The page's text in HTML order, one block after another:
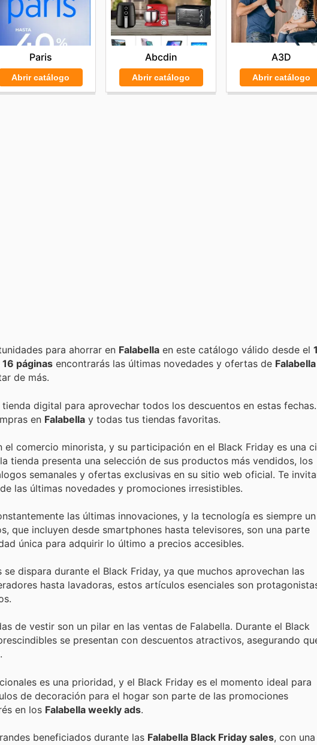
Paris
Abrir catálogo
Abcdin
Abrir catálogo
A3D
Abrir catálogo
Encuentra las mejores promociones, descuentos y oportunidades para ahorrar en Falabella en este catálogo válido desde el
16 páginas encontrarás las últimas novedades y ofertas de Falabella
de más.
digital para aprovechar todos los descuentos en estas fechas.
en Falabella y todas tus tiendas favoritas.
comercio minorista, y su participación en el Black Friday es una
tienda presenta una selección de sus productos más vendidos, los
semanales y ofertas exclusivas en su sitio web oficial. Te
las últimas novedades y promociones irresistibles.
las últimas innovaciones, y la tecnología es siempre un
que incluyen desde smartphones hasta televisores, son una parte
única para adquirir lo último a precios accesibles.
dispara durante el Black Friday, ya que muchos aprovechan las
hasta lavadoras, estos artículos esenciales son
de vestir son un pilar en las ventas de Falabella. Durante el Black
se presentan con descuentos atractivos, asegurando
es una prioridad, y el Black Friday es el momento ideal para
de decoración para el hogar son parte de las promociones
en los Falabella weekly ads.
beneficiados durante las Falabella Black Friday sales, con una